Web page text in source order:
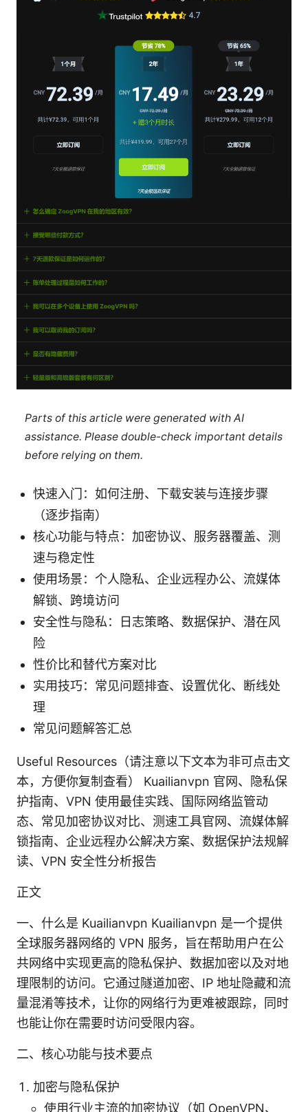
Parts of this article were generated with AI
assistance. Please double-check important details
before relying on them.
快速入门：如何注册、下载安装与连接步骤
（逐步指南）
核心功能与特点：加密协议、服务器覆盖、测
速与稳定性
使用场景：个人隐私、企业远程办公、流媒体
解锁、跨境访问
安全性与隐私：日志策略、数据保护、潜在风
险
性价比和替代方案对比
实用技巧：常见问题排查、设置优化、断线处
理
常见问题解答汇总
Useful Resources（请注意以下文本为非可点击文
本，方便你复制查看） Kuailianvpn 官网、隐私保
护指南、VPN 使用最佳实践、国际网络监管动
态、常见加密协议对比、测速工具官网、流媒体解
锁指南、企业远程办公解决方案、数据保护法规解
读、VPN 安全性分析报告
正文
一、什么是 Kuailianvpn Kuailianvpn 是一个提供
全球服务器网络的 VPN 服务，旨在帮助用户在公
共网络中实现更高的隐私保护、数据加密以及对地
理限制的访问。它通过隧道加密、IP 地址隐藏和流
量混淆等技术，让你的网络行为更难被跟踪，同时
也能让你在需要时访问受限内容。
二、核心功能与技术要点
加密与隐私保护
使用行业主流的加密协议（如 OpenVPN、